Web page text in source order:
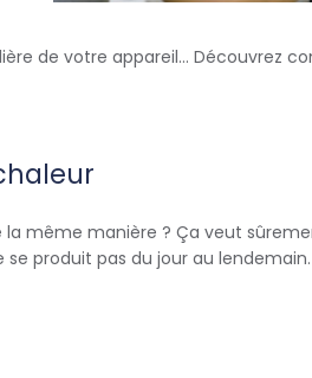
de votre appareil… Découvrez
même manière ? Ça veut
se produit pas du jour au lendemain.